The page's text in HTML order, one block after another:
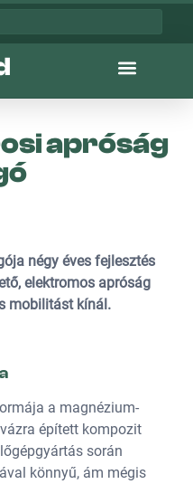
apróság
négy éves fejlesztés
elektromos apróság
mobilitást kínál.
a magnézium-
épített kompozit
során
könnyű, ám mégis